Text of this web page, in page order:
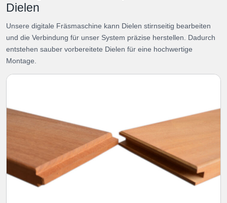
Dielen
Unsere digitale Fräsmaschine kann Dielen stirnseitig bearbeiten
und die Verbindung für unser System präzise herstellen. Dadurch
entstehen sauber vorbereitete Dielen für eine hochwertige
Montage.